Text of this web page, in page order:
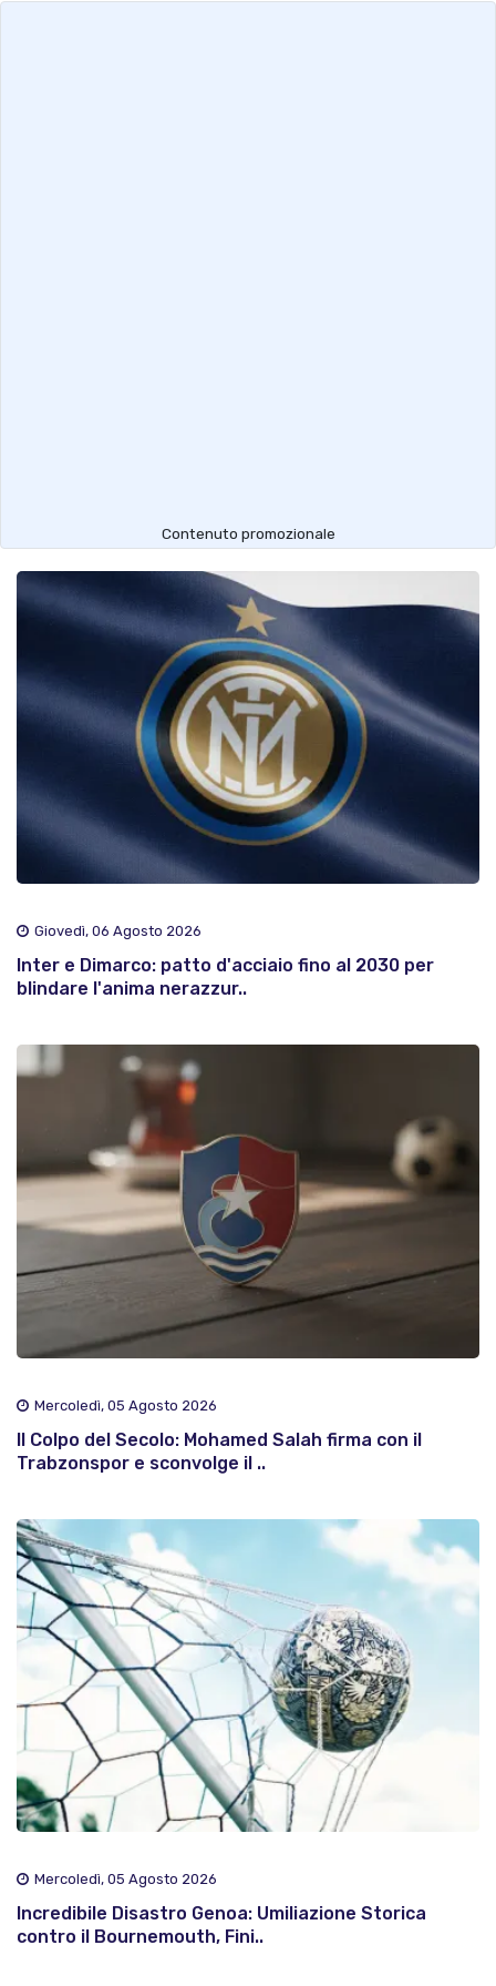
Contenuto promozionale
Giovedì, 06 Agosto 2026
Inter e Dimarco: patto d'acciaio fino al 2030 per
blindare l'anima nerazzur..
Mercoledì, 05 Agosto 2026
Il Colpo del Secolo: Mohamed Salah firma con il
Trabzonspor e sconvolge il ..
Mercoledì, 05 Agosto 2026
Incredibile Disastro Genoa: Umiliazione Storica
contro il Bournemouth, Fini..